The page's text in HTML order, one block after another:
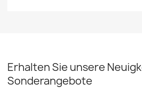
Erhalten Sie unsere
Sonderangebote